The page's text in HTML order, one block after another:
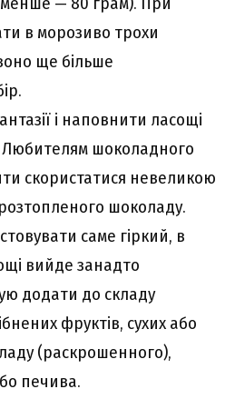
в морозиво трохи
ще більше
і наповнити ласощі
Любителям шоколадного
скористатися невеликою
шоколаду.
саме гіркий, в
вийде занадто
додати до складу
фруктів, сухих або
(раскрошенного),
печива.